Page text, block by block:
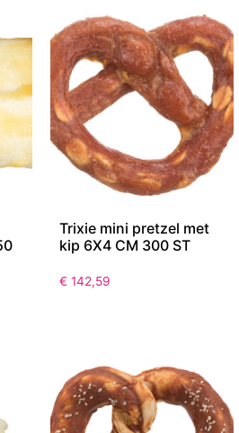
Trixie mini pretzel met
kip 6X4 CM 300 ST
€ 142,59